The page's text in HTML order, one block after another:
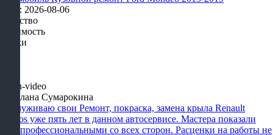
Дата: 2026-08-06
Качество
Стоимость
Сроки
Светлана Сумарокина
Обслуживаю свои Ремонт, покраска, замена крыла Renault
Koleos уже пять лет в данном автосервисе. Мастера показали
себя профессиональными со всех сторон. Расценки на работы не